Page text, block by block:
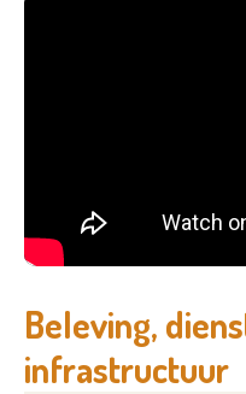
Beleving,
infrastructuur